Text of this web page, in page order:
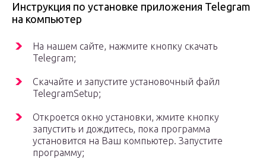
Инструкция по установке приложения Telegram
на компьютер
На нашем сайте, нажмите кнопку скачать
Telegram;
Скачайте и запустите установочный файл
TelegramSetup;
Откроется окно установки, жмите кнопку
запустить и дождитесь, пока программа
установится на Ваш компьютер. Запустите
программу;